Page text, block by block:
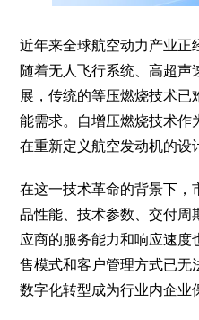
近年来全球航空动力产业正
随着无人飞行系统、高超声
展，传统的等压燃烧技术已
能需求。自增压燃烧技术作
在重新定义航空发动机的设
在这一技术革命的背景下，
品性能、技术参数、交付周
应商的服务能力和响应速度
售模式和客户管理方式已无
数字化转型成为行业内企业